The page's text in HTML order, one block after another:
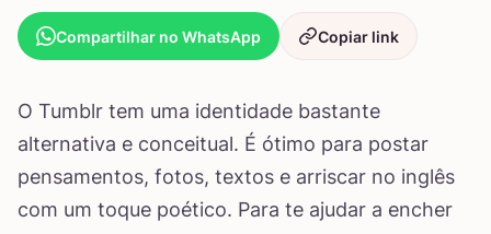
Compartilhar no WhatsApp Copiar link
O Tumblr tem uma identidade bastante
alternativa e conceitual. É ótimo para postar
pensamentos, fotos, textos e arriscar no inglês
com um toque poético. Para te ajudar a encher